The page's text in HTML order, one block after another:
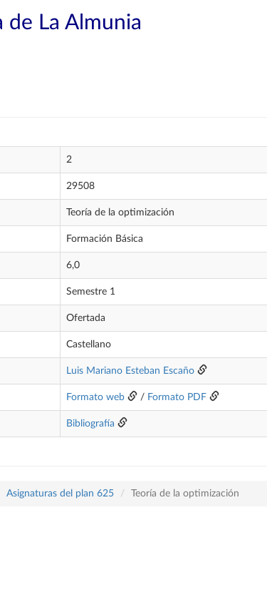
de La Almunia
2
29508
Teoría de la optimización
Formación Básica
6,0
Semestre 1
Ofertada
Castellano
Luis Mariano Esteban Escaño
Formato web / Formato PDF
Bibliografía
Asignaturas del plan 625 Teoría de la optimización